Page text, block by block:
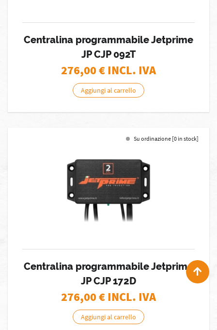
Centralina programmabile Jetprime
JP CJP 092T
276,00€ INCL. IVA
Aggiungi al carrello
Su ordinazione [0 in stock]
Centralina programmabile Jetprime
JP CJP 172D
276,00€ INCL. IVA
Aggiungi al carrello